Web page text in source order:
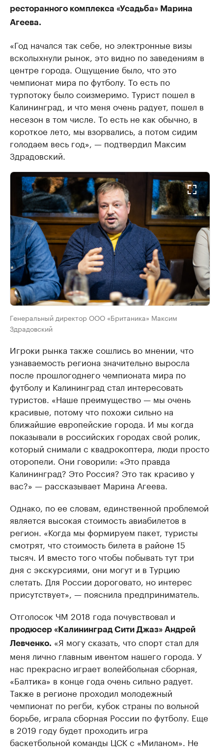
ресторанного комплекса «Усадьба» Марина
Агеева.
«Год начался так себе, но электронные визы
всколыхнули рынок, это видно по заведениям в
центре города. Ощущение было, что это
чемпионат мира по футболу. То есть по
турпотоку было соизмеримо. Турист пошел в
Калининград, и что меня очень радует, пошел в
несезон в том числе. То есть не как обычно, в
короткое лето, мы взорвались, а потом сидим
голодаем весь год», — подтвердил Максим
Здрадовский.
Генеральный директор ООО «Британика» Максим
Здрадовский
Игроки рынка также сошлись во мнении, что
узнаваемость региона значительно выросла
после прошлогоднего чемпионата мира по
футболу и Калининград стал интересовать
туристов. «Наше преимущество — мы очень
красивые, потому что похожи сильно на
ближайшие европейские города. И мы когда
показывали в российских городах свой ролик,
который снимали с квадрокоптера, люди просто
оторопели. Они говорили: «Это правда
Калининград? Это Россия? Это так красиво у
вас?» — рассказывает Марина Агеева.
Однако, по ее словам, единственной проблемой
является высокая стоимость авиабилетов в
регион. «Когда мы формируем пакет, туристы
смотрят, что стоимость билета в районе 15
тысяч. И вместо того чтобы побывать тут три
дня с экскурсиями, они могут и в Турцию
слетать. Для России дороговато, но интерес
присутствует», — пояснила предприниматель.
Отголосок ЧМ 2018 года почувствовал и
продюсер «Калининград Сити Джаз» Андрей
Левченко. «Я могу сказать, что спорт стал для
меня лично главным ивентом нашего города. У
нас прекрасно играет волейбольная сборная,
«Балтика» в конце года очень сильно радует.
Также в регионе проходил молодежный
чемпионат по регби, кубок страны по вольной
борьбе, играла сборная России по футболу. Еще
в 2019 году будет проходить игра
баскетбольной команды ЦСК с «Миланом». Не